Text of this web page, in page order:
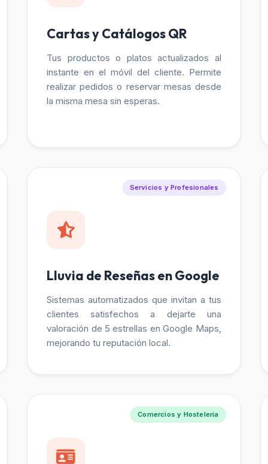
Cartas y Catálogos QR
Tus productos o platos actualizados al
instante en el móvil del cliente. Permite
realizar pedidos o reservar mesas desde
la misma mesa sin esperas.
Servicios y Profesionales
Lluvia de Reseñas en Google
Sistemas automatizados que invitan a tus
clientes satisfechos a dejarte una
valoración de 5 estrellas en Google Maps,
mejorando tu reputación local.
Comercios y Hostelería